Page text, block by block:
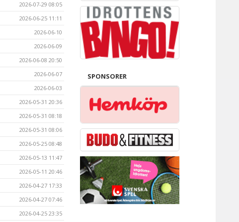
2026-07-29 08:05
2026-06-25 11:11
2026-06-10
2026-06-09
2026-06-08 20:50
2026-06-07
2026-06-03
2026-05-31 20:36
2026-05-31 08:18
2026-05-31 08:06
2026-05-25 08:48
2026-05-13 11:47
2026-05-11 20:46
2026-04-27 17:33
2026-04-27 07:46
2026-04-25 23:35
SPONSORER